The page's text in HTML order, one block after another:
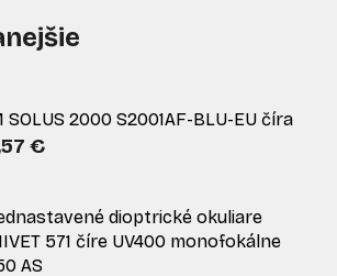
SOLUS 2000 S2001AF-BLU-EU číra
€
dioptrické okuliare
571 číre UV400 monofokálne
AS